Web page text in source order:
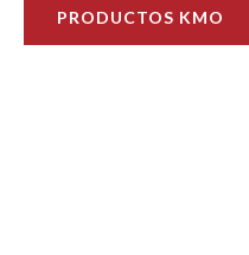
PRODUCTOS KMO